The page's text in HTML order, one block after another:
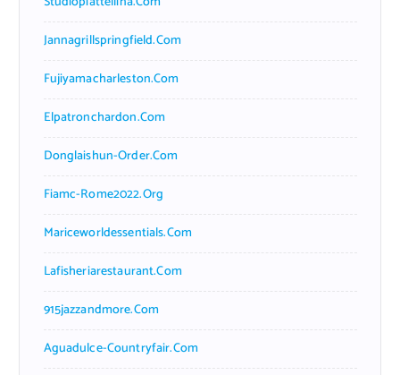
Jannagrillspringfield.com
Fujiyamacharleston.com
Elpatronchardon.com
Donglaishun-Order.com
Fiamc-Rome2022.org
Mariceworldessentials.com
Lafisheriarestaurant.com
915jazzandmore.com
Aguadulce-Countryfair.com